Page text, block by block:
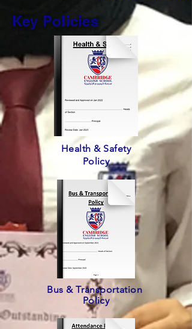
Key Policies
Health & Safety
Policy
Bus & Transportation
Policy